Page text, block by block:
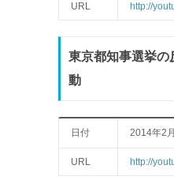
URL http://
東京都知事選挙の
動
日付 2014年2
URL http://